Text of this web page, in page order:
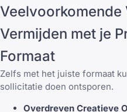
Veelvoorkomende
Vermijden met je
Formaat
Zelfs met het juiste formaat
sollicitatie doen ontsporen.
Overdreven Creatieve